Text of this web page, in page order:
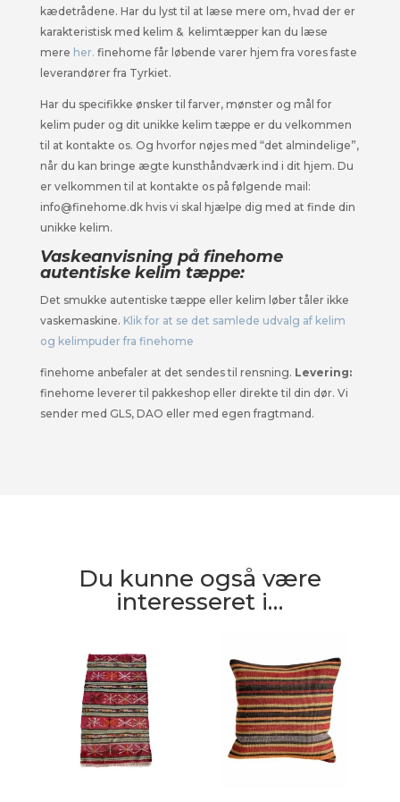
kædetrådene. Har du lyst til at læse mere om, hvad der er
karakteristisk med kelim & kelimtæpper kan du læse
mere her. finehome får løbende varer hjem fra vores faste
leverandører fra Tyrkiet.
Har du specifikke ønsker til farver, mønster og mål for
kelim puder og dit unikke kelim tæppe er du velkommen
til at kontakte os. Og hvorfor nøjes med “det almindelige”,
når du kan bringe ægte kunsthåndværk ind i dit hjem. Du
er velkommen til at kontakte os på følgende mail:
info@finehome.dk hvis vi skal hjælpe dig med at finde din
unikke kelim.
Vaskeanvisning på finehome
autentiske kelim tæppe:
Det smukke autentiske tæppe eller kelim løber tåler ikke
vaskemaskine. Klik for at se det samlede udvalg af kelim
og kelimpuder fra finehome
finehome anbefaler at det sendes til rensning. Levering:
finehome leverer til pakkeshop eller direkte til din dør. Vi
sender med GLS, DAO eller med egen fragtmand.
Du kunne også være
interesseret i…